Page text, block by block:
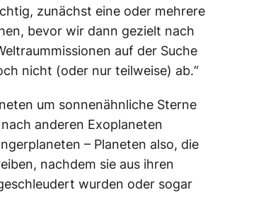
zunächst eine oder mehrere
bevor wir dann gezielt nach
auf der Suche
nicht (oder nur teilweise) ab.“
um sonnenähnliche Sterne
anderen Exoplaneten
– Planeten also, die
nachdem sie aus ihren
wurden oder sogar